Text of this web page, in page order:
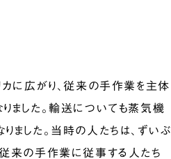
カに広がり、従来の手作業を主体
ました。輸送についても蒸気機
ました。当時の人たちは、ずいぶ
従来の手作業に従事する人たち